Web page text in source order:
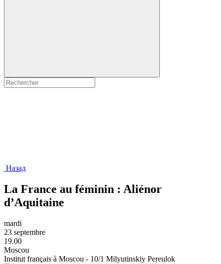
Назад
La France au féminin : Aliénor
d’Aquitaine
mardi
23 septembre
19.00
Moscou
Institut français à Moscou - 10/1 Milyutinskiy Pereulok